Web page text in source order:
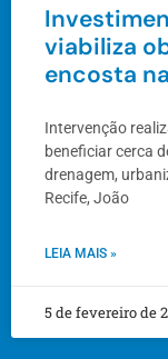
viabiliza
encosta
Intervenção
beneficiar cerca
drenagem,
Recife, João
LEIA MAIS »
5 de fevereiro de